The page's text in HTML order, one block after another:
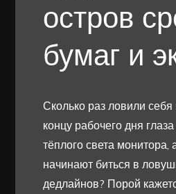
остров
бумаг и
Сколько раз ловили себя
концу рабочего дня
тёплого света монитора,
начинают биться в
дедлайнов? Порой